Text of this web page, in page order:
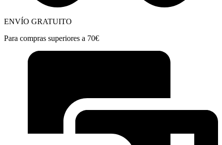
ENVÍO GRATUITO
Para compras superiores a 70€